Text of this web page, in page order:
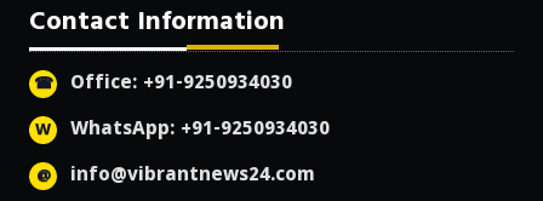
Contact Information
Office: +91-9250934030
WhatsApp: +91-9250934030
info@vibrantnews24.com